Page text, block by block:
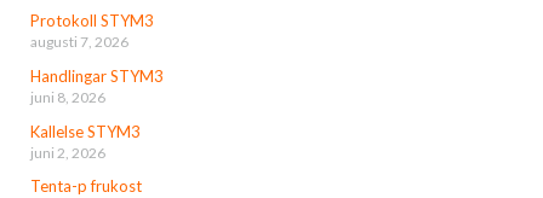
Protokoll STYM3
augusti 7, 2026
Handlingar STYM3
juni 8, 2026
Kallelse STYM3
juni 2, 2026
Tenta-p frukost